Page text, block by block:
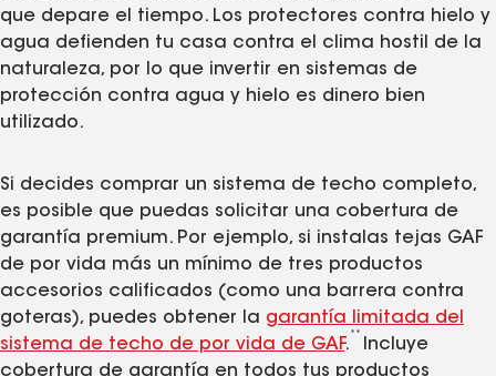
que depare el tiempo. Los protectores contra hielo y
agua defienden tu casa contra el clima hostil de la
naturaleza, por lo que invertir en sistemas de
protección contra agua y hielo es dinero bien
utilizado.
Si decides comprar un sistema de techo completo,
es posible que puedas solicitar una cobertura de
garantía premium. Por ejemplo, si instalas tejas GAF
de por vida más un mínimo de tres productos
accesorios calificados (como una barrera contra
goteras), puedes obtener la garantía limitada del
sistema de techo de por vida de GAF.
**
Incluye
cobertura de garantía en todos tus productos